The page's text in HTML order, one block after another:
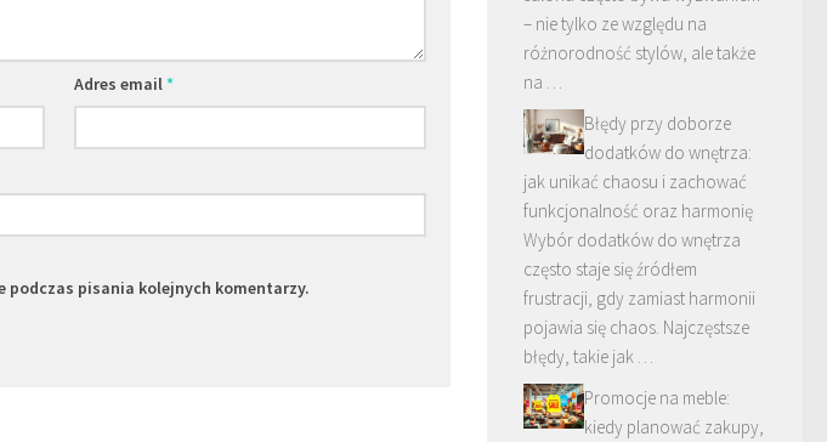
Adres email*
podczas pisania kolejnych komentarzy.
– nie tylko ze względu na
różnorodność stylów, ale także
na …
Błędy przy doborze
dodatków do wnętrza:
jak unikać chaosu i zachować
funkcjonalność oraz harmonię
Wybór dodatków do wnętrza
często staje się źródłem
frustracji, gdy zamiast harmonii
pojawia się chaos. Najczęstsze
błędy, takie jak …
Promocje na meble:
kiedy planować zakupy,